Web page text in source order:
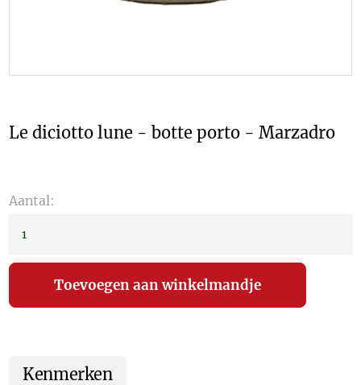
Le diciotto lune - botte porto - Marzadro
Aantal:
Kenmerken